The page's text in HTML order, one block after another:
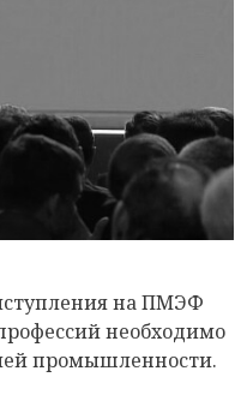
на ПМЭФ
необходимо
промышленности.